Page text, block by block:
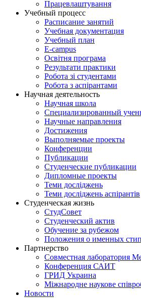
Працевлаштування
Учебный процесс
Расписание занятий
Учебная документация
Учебный план
E-campus
Освітня програма
Результати практики
Робота зі студентами
Робота з аспірантами
Научная деятельность
Научная школа
Специализированный
Научные направления
Достижения
Выполняемые проекты
Конференции
Публикации
Студенческие публикации
Дипломные проекты
Теми досліджень
Теми досліджень аспірантів
Студенческая жизнь
СтудСовет
Студенческий актив
Обучение за рубежом
Положения о именных
Партнерство
Совместная лаборатория
Конференция САИТ
ГРИД Украина
Міжнародне наукове
Новости